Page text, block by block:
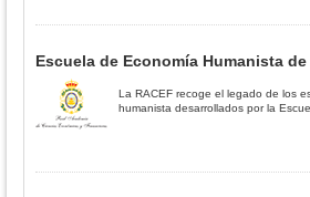
Escuela de Economía Humanista
La RACEF recoge el legado de los
humanista desarrollados por la